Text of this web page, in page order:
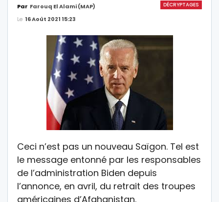
DÉCRYPTAGES
Par Farouq El Alami (MAP)
Le 16 Août 2021 15:23
Ceci n’est pas un nouveau Saïgon. Tel est
le message entonné par les responsables
de l’administration Biden depuis
l’annonce, en avril, du retrait des troupes
américaines d’Afghanistan.